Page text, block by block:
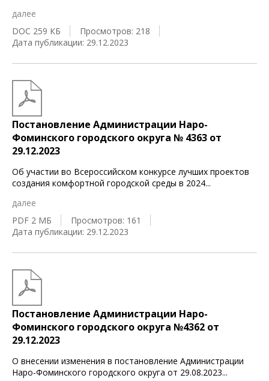
далее
DOC 259 КБ
Просмотров: 218
Дата публикации: 29.12.2023
Постановление Администрации Наро-
Фоминского городского округа № 4363 от
29.12.2023
Об участии во Всероссийском конкурсе лучших проектов
создания комфортной городской среды в 2024...
далее
PDF 2 МБ
Просмотров: 161
Дата публикации: 29.12.2023
Постановление Администрации Наро-
Фоминского городского округа №4362 от
29.12.2023
О внесении изменения в постановление Администрации
Наро-Фоминского городского округа от 29.08.2023...